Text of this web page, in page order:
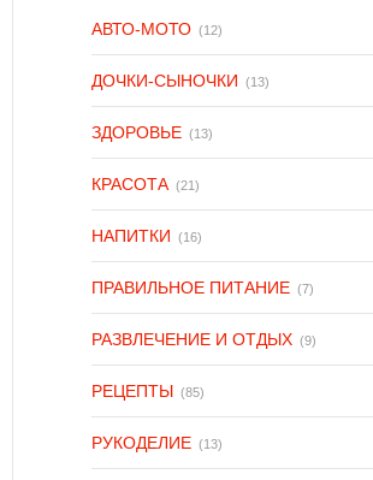
АВТО-МОТО (12)
ДОЧКИ-СЫНОЧКИ (13)
ЗДОРОВЬЕ (13)
КРАСОТА (21)
НАПИТКИ (16)
ПРАВИЛЬНОЕ ПИТАНИЕ (7)
РАЗВЛЕЧЕНИЕ И ОТДЫХ (9)
РЕЦЕПТЫ (85)
РУКОДЕЛИЕ (13)